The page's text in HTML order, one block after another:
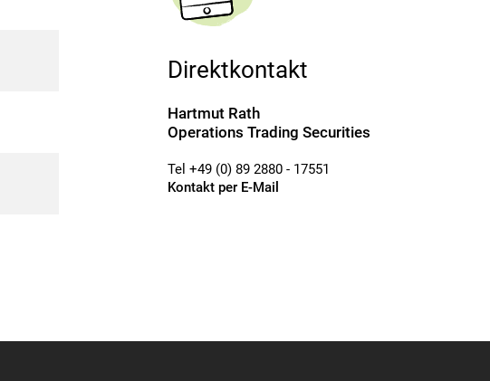
Direktkontakt
Hartmut Rath
Operations Trading Securities
Tel +49 (0) 89 2880 - 17551
Kontakt per E-Mail